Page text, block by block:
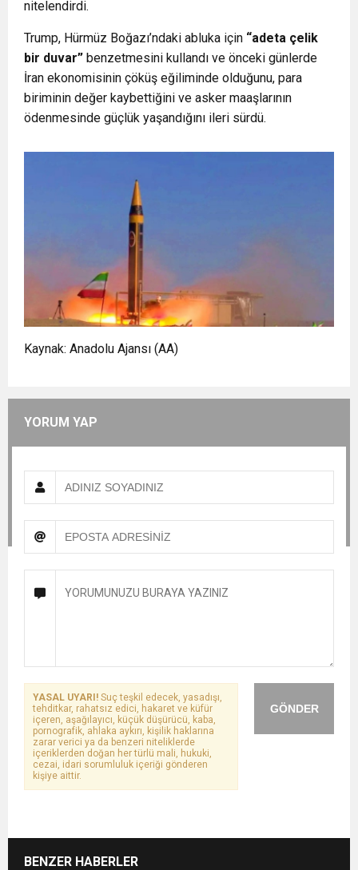
nitelendirdi.
Trump, Hürmüz Boğazı’ndaki abluka için “adeta çelik
bir duvar” benzetmesini kullandı ve önceki günlerde
İran ekonomisinin çöküş eğiliminde olduğunu, para
biriminin değer kaybettiğini ve asker maaşlarının
ödenmesinde güçlük yaşandığını ileri sürdü.
Kaynak: Anadolu Ajansı (AA)
YORUM YAP
GÖNDER
YASAL UYARI! Suç teşkil edecek, yasadışı,
tehditkar, rahatsız edici, hakaret ve küfür
içeren, aşağılayıcı, küçük düşürücü, kaba,
pornografik, ahlaka aykırı, kişilik haklarına
zarar verici ya da benzeri niteliklerde
içeriklerden doğan her türlü mali, hukuki,
cezai, idari sorumluluk içeriği gönderen
kişiye aittir.
BENZER HABERLER